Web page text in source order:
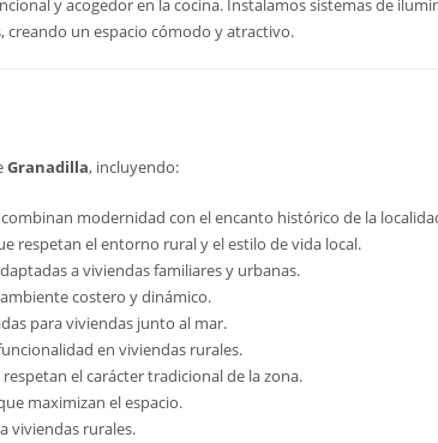
y acogedor en la cocina. Instalamos sistemas de
creando un espacio cómodo y atractivo.
Granadilla, incluyendo:
combinan modernidad con el encanto histórico de la
respetan el entorno rural y el estilo de vida local.
a viviendas familiares y urbanas.
costero y dinámico.
para viviendas junto al mar.
en viviendas rurales.
el carácter tradicional de la zona.
maximizan el espacio.
viviendas rurales.